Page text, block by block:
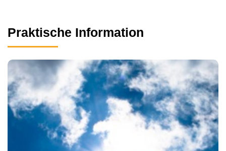
Praktische Information